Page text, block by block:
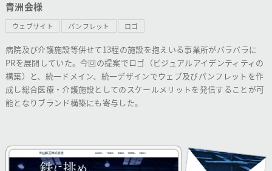
青洲会様
ウェブサイト パンフレット ロゴ
病院及び介護施設等併せて13程の施設を抱えいる事業所がバラバラに
PRを展開していた。今回の提案でロゴ（ビジュアルアイデンティティの
構築）と、統一ドメイン、統一デザインでウェブ及びパンフレットを作
成し総合医療・介護施設としてのスケールメリットを発信することが可
能となりブランド構築にも寄与した。